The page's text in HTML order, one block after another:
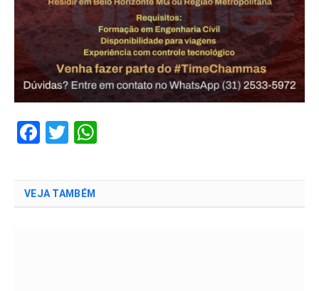
Facebook
Twitter
VEJA TAMBÉM